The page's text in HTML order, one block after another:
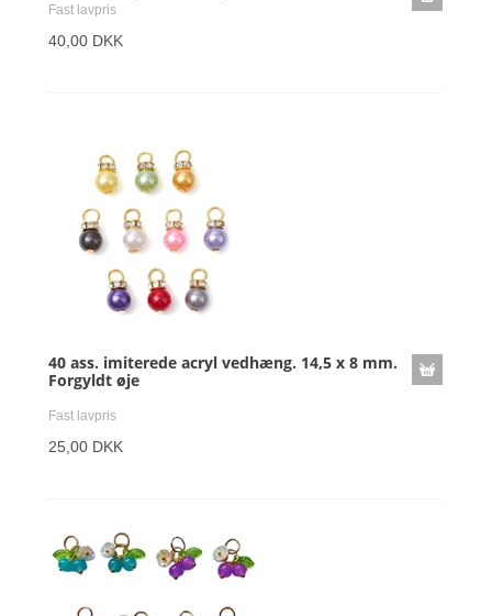
Fast lavpris
40,00 DKK
40 ass. imiterede acryl vedhæng. 14,5 x 8 mm.
Forgyldt øje
Fast lavpris
25,00 DKK